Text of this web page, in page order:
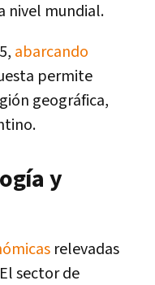
nivel mundial.
abarcando
permite
geográfica,
y
relevadas
sector de